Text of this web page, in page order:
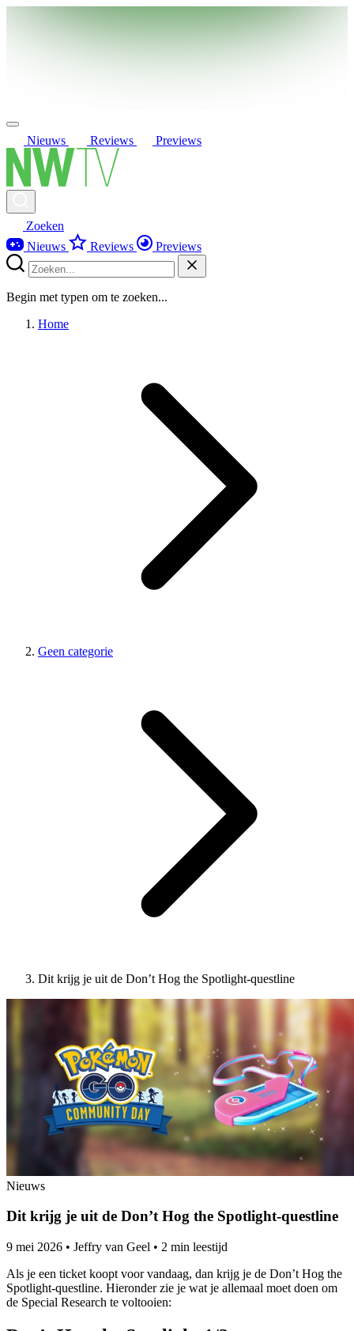
Nieuws Reviews Previews
Zoeken
Nieuws
Reviews Previews
Begin met typen om te zoeken...
Home
Geen categorie
Dit krijg je uit de Don’t Hog the Spotlight-questline
Nieuws
Dit krijg je uit de Don’t Hog the Spotlight-questline
9 mei 2026 • Jeffry van Geel • 2 min leestijd
Als je een ticket koopt voor vandaag, dan krijg je de Don’t Hog the
Spotlight-questline. Hieronder zie je wat je allemaal moet doen om
de Special Research te voltooien: